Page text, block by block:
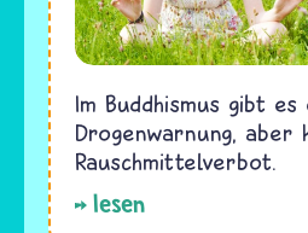
Im Buddhismus gibt es
Drogenwarnung, aber
Rauschmittelverbot.
lesen